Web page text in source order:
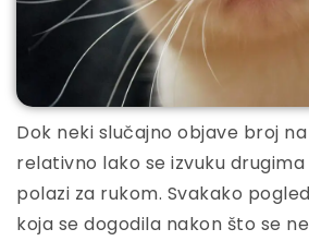
Dok neki slučajno objave broj
relativno lako se izvuku
polazi za rukom. Svakako
koja se dogodila nakon što se